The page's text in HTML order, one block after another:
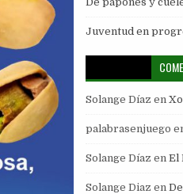
Juventud en
Solange Díaz en
palabrasenjuego
Solange Díaz enEl
Solange Diaz en